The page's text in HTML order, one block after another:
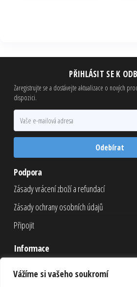
Vážíme si vašeho soukromí
PŘIHLÁSIT SE K
Zaregistrujte se a dostávejte aktualizace o nových
dispozici.
Odebírat
Podpora
Zásady vrácení zboží a refundací
Zásady ochrany osobních údajů
Připojit
Informace